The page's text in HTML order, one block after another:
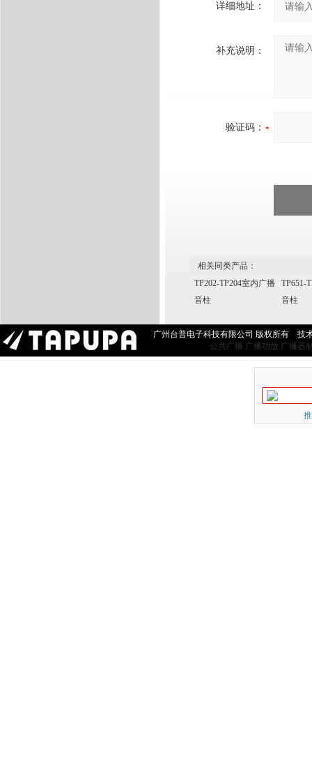
详细地址：
补充说明：
验证码：
相关同类产品：
TP202-TP204室内广播
音柱
TP651-
音柱
广州台普电子科技有限公司 版权所有 技
公共广播 广播功放 广播器